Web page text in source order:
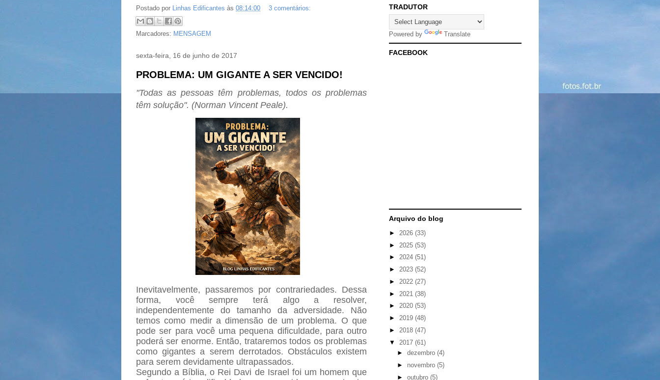
Postado por Linhas Edificantes às 08:14:00 3 comentários:
Marcadores: MENSAGEM
sexta-feira, 16 de junho de 2017
PROBLEMA: UM GIGANTE A SER VENCIDO!
"Todas as pessoas têm problemas, todos os problemas
têm solução". (Norman Vincent Peale).
Inevitavelmente, passaremos por contrariedades. Dessa
forma, você sempre terá algo a resolver,
independentemente do tamanho da adversidade. Não
temos como medir a dimensão de um problema. O que
pode ser para você uma pequena dificuldade, para outro
poderá ser enorme. Então, trataremos todos os problemas
como gigantes a serem derrotados. Obstáculos existem
para serem devidamente ultrapassados.
Segundo a Bíblia, o Rei Davi de Israel foi um homem que
TRADUTOR
Powered by Translate
FACEBOOK
Arquivo do blog
► 2026 (33)
► 2025 (53)
► 2024 (51)
► 2023 (52)
► 2022 (27)
► 2021 (38)
► 2020 (53)
► 2019 (48)
► 2018 (47)
▼ 2017 (61)
► dezembro (4)
► novembro (5)
► outubro (5)